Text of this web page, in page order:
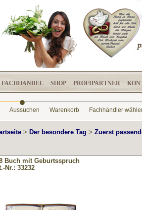
FACHHANDEL SHOP PROFIPARTNER
•
Aussuchen Warenkorb Fachhändler
> Der besondere Tag > Zuerst
Buch mit Geburtsspruch
Nr.: 33232